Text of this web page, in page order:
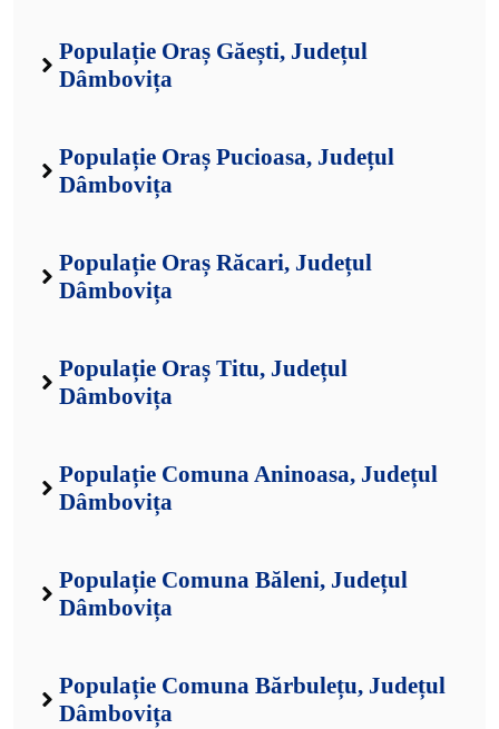
Populație Oraș Găești, Județul
Dâmbovița
Populație Oraș Pucioasa, Județul
Dâmbovița
Populație Oraș Răcari, Județul
Dâmbovița
Populație Oraș Titu, Județul
Dâmbovița
Populație Comuna Aninoasa, Județul
Dâmbovița
Populație Comuna Băleni, Județul
Dâmbovița
Populație Comuna Bărbulețu, Județul
Dâmbovița